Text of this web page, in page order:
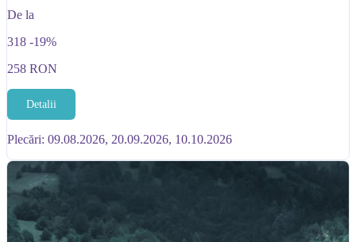
De la
318 -19%
258 RON
Detalii
Plecări: 09.08.2026, 20.09.2026, 10.10.2026